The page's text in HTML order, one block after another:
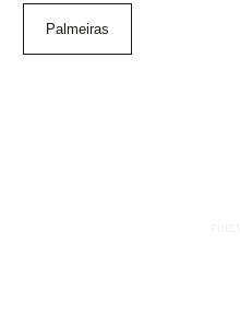
Palmeiras